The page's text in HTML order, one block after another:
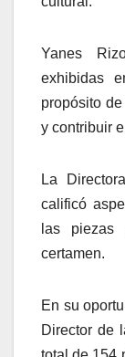
Yanes
exhibidas
propósito
y contribuir
La
calificó
las piezas
certamen.
En su
Director de